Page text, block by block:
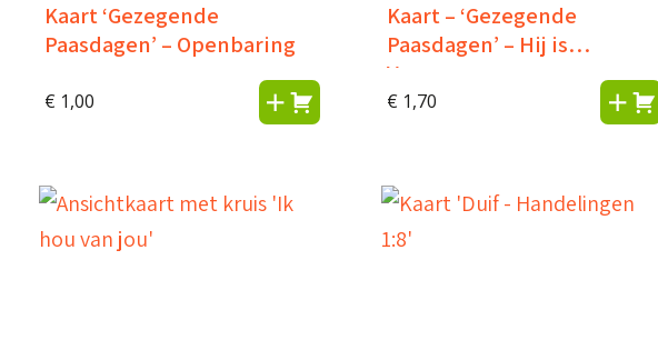
Kaart ‘Gezegende
Paasdagen’ – Openbaring
€ 1,00
Kaart – ‘Gezegende
Paasdagen’ – Hij is
Verrezen
€ 1,70